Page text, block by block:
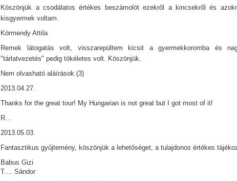
Köszönjük a csodálatos értékes beszámolót ezekről a kincsekről és
kisgyermek voltam.
Körmendy Attila
Remek látogatás volt, visszarepültem kicsit a gyermekkoromba és
"tárlatvezetés" pedig tökéletes volt. Köszönjük.
Nem olvasható aláírások (3)
2013.04.27.
Thanks for the great tour! My Hungarian is not great but I got most of it!
R...
2013.05.03.
Fantasztikus gyűjtemény, köszönjük a lehetőséget, a tulajdonos értékes
Babus Gizi
T.... Sándor